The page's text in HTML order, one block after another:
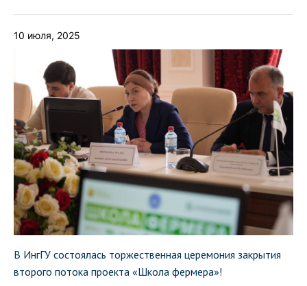
10 июля, 2025
В ИнгГУ состоялась торжественная церемония закрытия
второго потока проекта «Школа фермера»!